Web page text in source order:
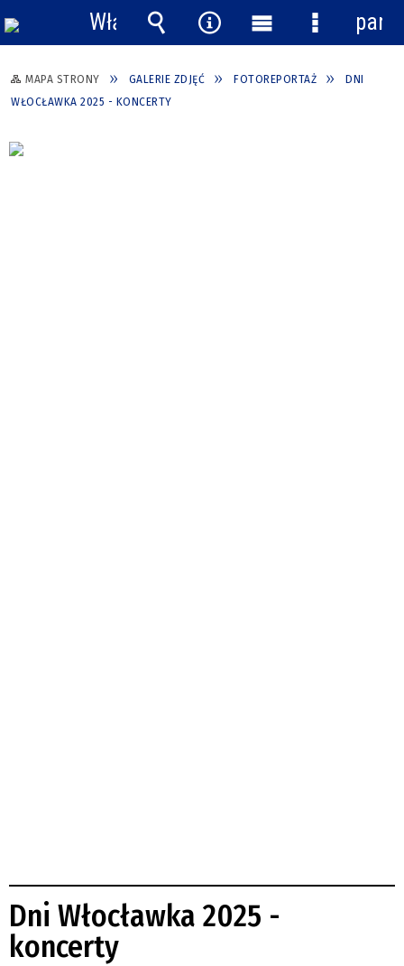
MAPA STRONY GALERIE ZDJĘĆ FOTOREPORTAŻ
DNI
WŁOCŁAWKA 2025 - KONCERTY
Dni Włocławka 2025 -
koncerty
Włącz
powiadomienia
Wyszukiwarka
Narzędzia
Menu
główne
Menu
panel